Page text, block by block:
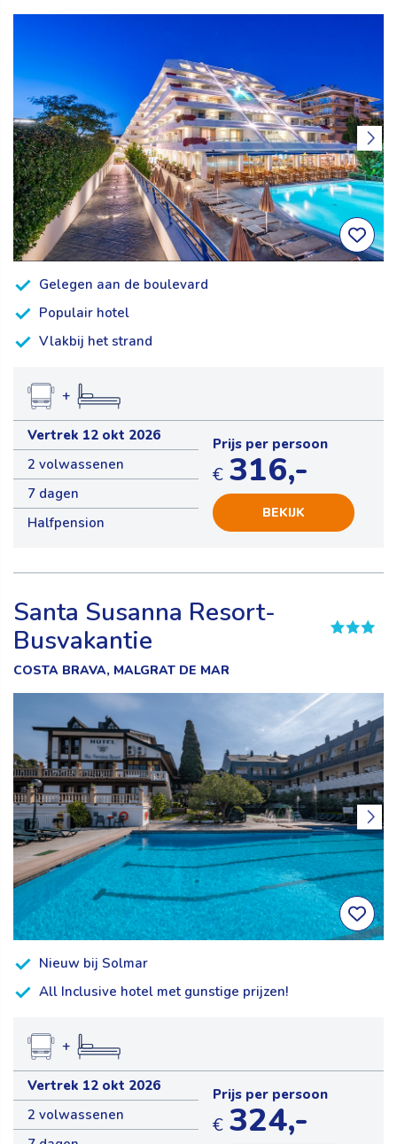
Gelegen aan de boulevard
Populair hotel
Vlakbij het strand
+
Vertrek 12 okt 2026
2 volwassenen
7 dagen
Halfpension
Prijs per persoon
€ 316,-
BEKIJK
Santa Susanna Resort-
Busvakantie
COSTA BRAVA, MALGRAT DE MAR
Nieuw bij Solmar
All Inclusive hotel met gunstige prijzen!
+
Vertrek 12 okt 2026
2 volwassenen
Prijs per persoon
€ 324,-